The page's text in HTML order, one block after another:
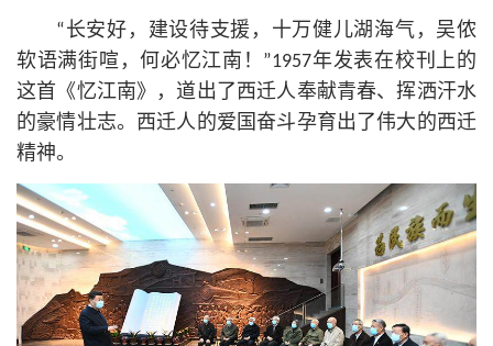
“长安好，建设待支援，十万健儿湖海气，吴侬
软语满街喧，何必忆江南！”1957年发表在校刊上的
这首《忆江南》，道出了西迁人奉献青春、挥洒汗水
的豪情壮志。西迁人的爱国奋斗孕育出了伟大的西迁
精神。